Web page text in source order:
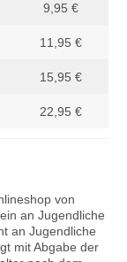
9,95 €
11,95 €
15,95 €
22,95 €
von
an Jugendliche
an Jugendliche
mit Abgabe der